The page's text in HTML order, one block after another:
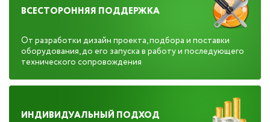
ВСЕСТОРОННЯЯ ПОДДЕРЖКА
От разработки дизайн проекта, подбора и поставки
оборудования, до его запуска в работу и последующего
технического сопровождения
ИНДИВИДУАЛЬНЫЙ ПОДХОД